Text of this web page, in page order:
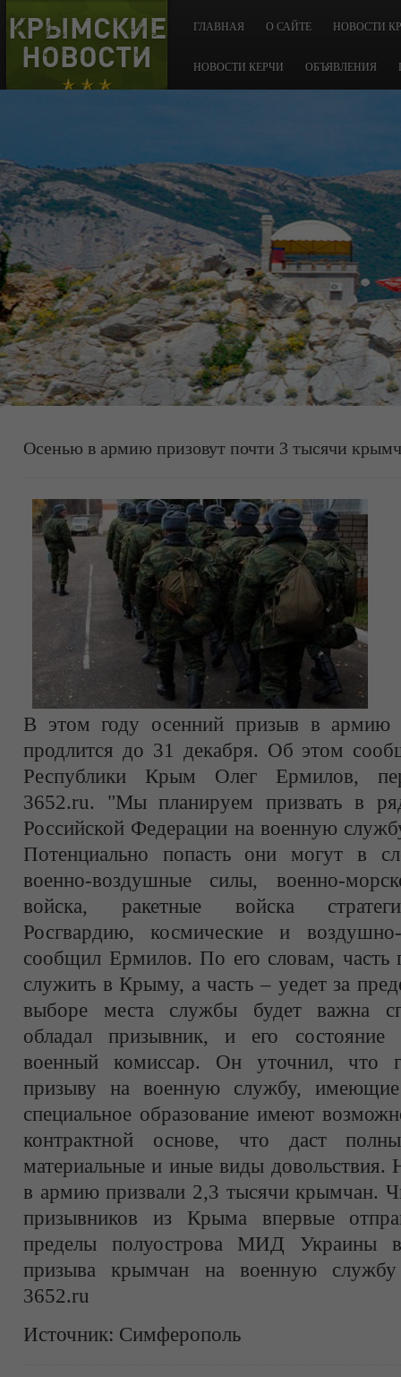
КРЫМСКИЕ
НОВОСТИ
ГЛАВНАЯ О САЙТЕ НОВОСТИ
НОВОСТИ КЕРЧИ ОБЪЯВЛЕНИЯ
Осенью в армию призовут почти 3 тысячи
В этом году осенний призыв в армию
продлится до 31 декабря. Об этом
Республики Крым Олег Ермилов,
3652.ru. "Мы планируем призвать в
Российской Федерации на военную
Потенциально попасть они могут в
военно-воздушные силы, военно-
войска, ракетные войска
Росгвардию, космические и
сообщил Ермилов. По его словам, часть
служить в Крыму, а часть – уедет за
выборе места службы будет важна
обладал призывник, и его
военный комиссар. Он уточнил, что
призыву на военную службу,
специальное образование имеют
контрактной основе, что даст
материальные и иные виды довольствия.
в армию призвали 2,3 тысячи крымчан.
призывников из Крыма впервые
пределы полуострова МИД Украины
призыва крымчан на военную
3652.ru
Источник: Симферополь